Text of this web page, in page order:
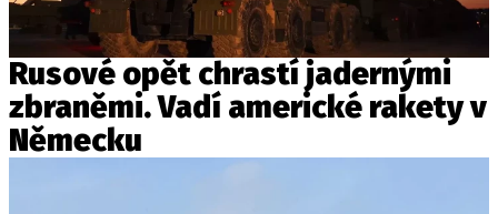
Rusové opět chrastí jadernými
zbraněmi. Vadí americké rakety v
Německu